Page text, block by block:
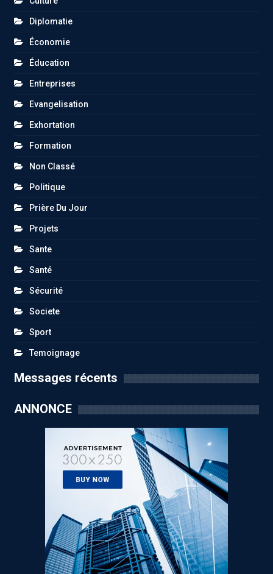
Diplomatie
Économie
Éducation
Entreprises
Evangelisation
Exhortation
Formation
Non Classé
Politique
Prière Du Jour
Projets
Sante
Santé
Sécurité
Societe
Sport
Temoignage
Messages récents
ANNONCE